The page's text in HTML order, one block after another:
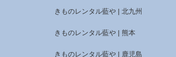
きものレンタル藍や | 北九州
きものレンタル藍や | 熊本
きものレンタル藍や | 鹿児島